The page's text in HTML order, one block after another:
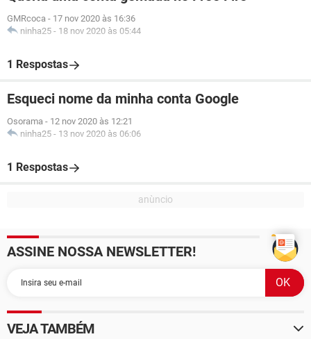
GMRcoca - 17 nov 2020 às 16:36
ninha25 - 18 nov 2020 às 05:44
1 Respostas
Esqueci nome da minha conta Google
Osorama - 12 nov 2020 às 12:21
ninha25 - 13 nov 2020 às 06:06
1 Respostas
ASSINE NOSSA NEWSLETTER!
VEJA TAMBÉM